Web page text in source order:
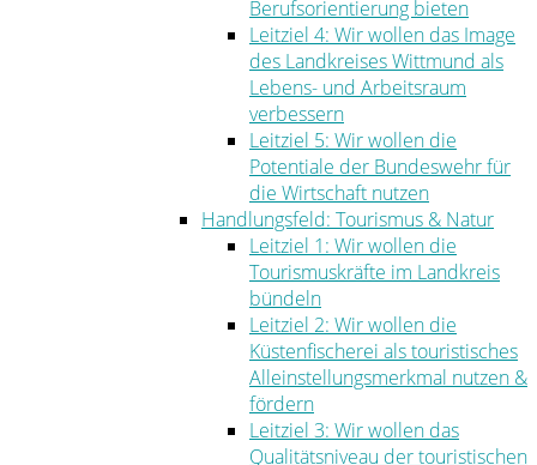
Berufsorientierung bieten
Leitziel 4: Wir wollen das Image
des Landkreises Wittmund als
Lebens- und Arbeitsraum
verbessern
Leitziel 5: Wir wollen die
Potentiale der Bundeswehr für
die Wirtschaft nutzen
Handlungsfeld: Tourismus & Natur
Leitziel 1: Wir wollen die
Tourismuskräfte im Landkreis
bündeln
Leitziel 2: Wir wollen die
Küstenfischerei als touristisches
Alleinstellungsmerkmal nutzen &
fördern
Leitziel 3: Wir wollen das
Qualitätsniveau der touristischen